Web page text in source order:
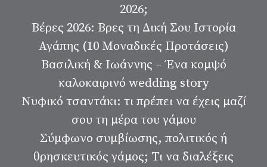
2026;
Βέρες 2026: Βρες τη Δική Σου Ιστορία
Αγάπης (10 Μοναδικές Προτάσεις)
Βασιλική & Ιωάννης – Ένα κομψό
καλοκαιρινό wedding story
Νυφικό τσαντάκι: τι πρέπει να έχεις μαζί
σου τη μέρα του γάμου
Σύμφωνο συμβίωσης, πολιτικός ή
θρησκευτικός γάμος; Τι να διαλέξεις